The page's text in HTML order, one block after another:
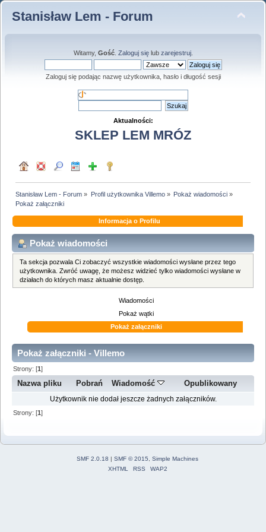
Stanisław Lem - Forum
Witamy, Gość. Zaloguj sięlub zarejestruj.
Zaloguj się podając nazwę użytkownika, hasło i długość sesji
Aktualności:
SKLEP LEM MRÓZ
Stanisław Lem - Forum » Profil użytkownika Villemo» Pokaż wiadomości»
Pokaż załączniki
Informacja o Profilu
Pokaż wiadomości
Ta sekcja pozwala Ci zobaczyć wszystkie wiadomości wysłane przez tego
użytkownika. Zwróć uwagę, że możesz widzieć tylko wiadomości wysłane w
działach do których masz aktualnie dostęp.
Wiadomości
Pokaż wątki
Pokaż załączniki
Pokaż załączniki - Villemo
Strony: [1]
Nazwa pliku Pobrań Wiadomość Opublikowany
Użytkownik nie dodał jeszcze żadnych załączników.
Strony: [1]
SMF 2.0.18 | SMF © 2015
Simple Machines
XHTML
RSS WAP2